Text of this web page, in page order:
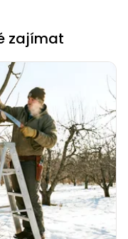
zajímat